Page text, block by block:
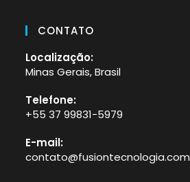
CONTATO
Localização:
Minas Gerais, Brasil
Telefone:
+55 37 99831-5979
em
seu
E-mail:
contato@fusiontecnologia.com